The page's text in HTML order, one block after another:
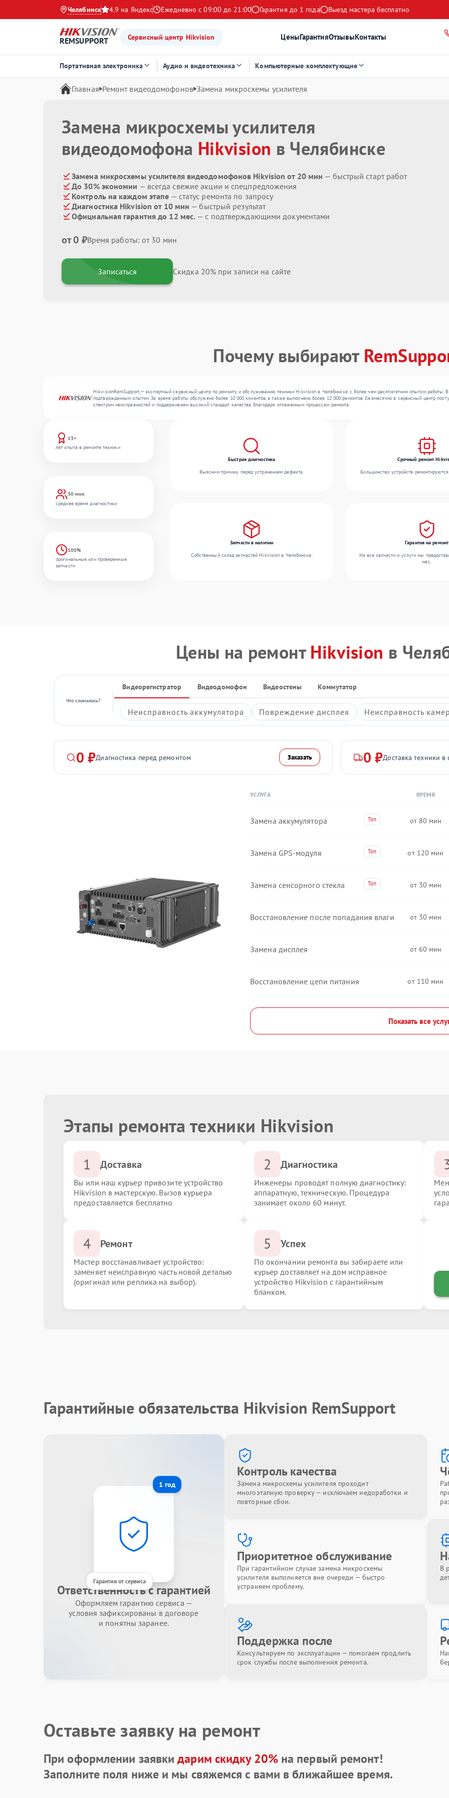
Челябинск 4.9 на Яндекс Ежедневно с 09:00 до 21:00 Гарантия до 1 года Выезд мастера бесплатно
REMSUPPORT Сервисный центр Hikvision ЦеныГарантияОтзывыКонтакты
Портативная электроника Аудио и видеотехника Компьютерные комплектующие
Главная Ремонт видеодомофонов Замена микросхемы усилителя
Замена микросхемы усилителя
видеодомофона Hikvision в Челябинске
Замена микросхемы усилителя видеодомофонов Hikvision от 20 мин — быстрый старт работ
До 30% экономии — всегда свежие акции и спецпредложения
Контроль на каждом этапе — статус ремонта по запросу
Диагностика Hikvision от 10 мин — быстрый результат
Официальная гарантия до 12 мес. — с подтверждающими документами
от 0 ₽Время работы: от 30 мин
Записаться Скидка 20% при записи на сайте
Почему выбирают
HikvisionRemSupport — экспертный сервисный центр по ремонту и обслуживанию техники Hikvision в Челябинске с более чем десятилетним опытом работы.
подтвержденным опытом. За время работы обслужено более 10 000 клиентов, а также выполнено более 12 000 ремонтов. Ежемесячно в сервисный центр
спектром неисправностей и поддерживаем высокий стандарт качества благодаря отлаженным процессам ремонта.
13+
лет опыта в ремонте техники
30 мин
среднее время диагностики
100%
оригинальные или проверенные
запчасти
Быстрая диагностика
Выясним причину перед устранением дефекта.
Срочный ремонт
Большинство устройств
Запчасти в наличии
Собственный склад запчастей Hikvision в Челябинске.
Гарантия на ремонт
На все запчасти и услуги мы
мес.
Цены на ремонт Hikvision в
Что сломалось?
Видеорегистратор Видеодомофон Видеостены Коммутатор
Неисправность аккумулятора Повреждение дисплея Неисправность
0 ₽Диагностика перед ремонтом Заказать 0 ₽Доставка техники в
УСЛУГА ВРЕМЯ
Замена аккумулятора 80
Замена GPS-модуля 120
Замена сенсорного стекла 30
Восстановление после попадания влаги 30
Замена дисплея 60
Восстановление цепи питания 110
Показать все
Этапы ремонта техники Hikvision
1 Доставка
Вы или наш курьер привозите устройство
Hikvision в мастерскую. Вызов курьера
предоставляется бесплатно
2 Диагностика
Инженеры проводят полную диагностику:
аппаратную, техническую. Процедура
занимает около 60 минут.
4 Ремонт
Мастер восстанавливает устройство:
заменяет неисправную часть новой деталью
(оригинал или реплика на выбор).
5 Успех
По окончании ремонта вы забираете или
курьер доставляет на дом исправное
устройство Hikvision с гарантийным
бланком.
Гарантийные обязательства Hikvision RemSupport
1 год
Гарантия от сервиса
Ответственность с гарантией
Оформляем гарантию сервиса —
условия зафиксированы в договоре
и понятны заранее.
Контроль качества
Замена микросхемы усилителя проходит
многоэтапную проверку — исключаем недоработки и
повторные сбои.
Приоритетное обслуживание
При гарантийном случае замена микросхемы
усилителя выполняется вне очереди — быстро
устраняем проблему.
В
Поддержка после
Консультируем по эксплуатации — помогаем продлить
срок службы после выполнения ремонта.
Оставьте заявку на ремонт
При оформлении заявкидарим скидку 20%на первый ремонт!
Заполните поля ниже и мы свяжемся с вами в ближайшее время.